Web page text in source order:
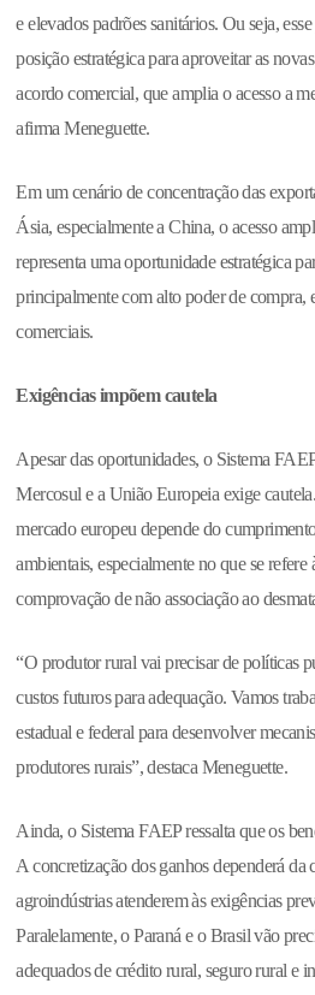
e elevados padrões sanitários. Ou seja,
posição estratégica para aproveitar as
acordo comercial, que amplia o acesso a
afirma Meneguette.
Em um cenário de concentração das
Ásia, especialmente a China, o acesso
representa uma oportunidade estratégica
principalmente com alto poder de compra,
comerciais.
Exigências impõem cautela
Apesar das oportunidades, o Sistema
Mercosul e a União Europeia exige
mercado europeu depende do
ambientais, especialmente no que se refere
comprovação de não associação ao
“O produtor rural vai precisar de políticas
custos futuros para adequação. Vamos
estadual e federal para desenvolver
produtores rurais”, destaca Meneguette.
Ainda, o Sistema FAEP ressalta que os
A concretização dos ganhos dependerá da
agroindústrias atenderem às exigências
Paralelamente, o Paraná e o Brasil vão
adequados de crédito rural, seguro rural e